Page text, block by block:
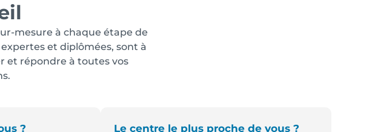
mesure à chaque étape de
et diplômées, sont à
et répondre à toutes vos
? Le centre le plus proche de vous ?